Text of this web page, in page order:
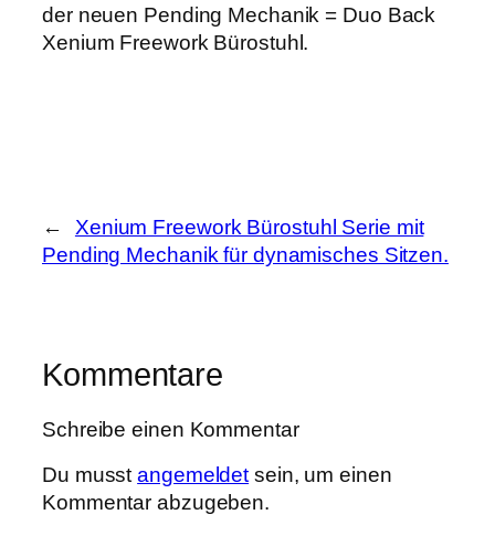
der neuen Pending Mechanik = Duo Back
Xenium Freework Bürostuhl.
←
Xenium Freework Bürostuhl Serie mit
Pending Mechanik für dynamisches Sitzen.
Kommentare
Schreibe einen Kommentar
Du musstangemeldetsein, um einen
Kommentar abzugeben.